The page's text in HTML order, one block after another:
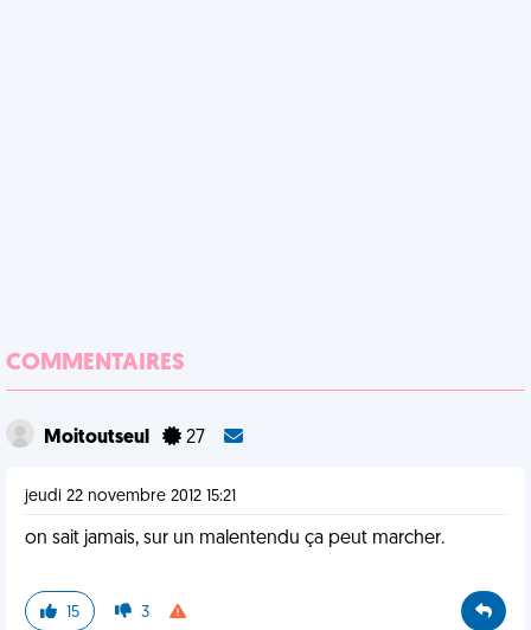
COMMENTAIRES
Moitoutseul 27
jeudi 22 novembre 2012 15:21
on sait jamais, sur un malentendu ça peut marcher.
15 3